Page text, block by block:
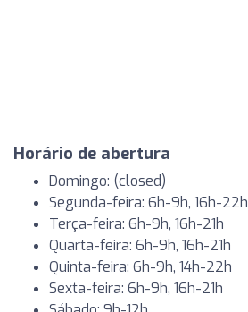
Horário de abertura
Domingo: (closed)
Segunda-feira: 6h-9h, 16h-22h
Terça-feira: 6h-9h, 16h-21h
Quarta-feira: 6h-9h, 16h-21h
Quinta-feira: 6h-9h, 14h-22h
Sexta-feira: 6h-9h, 16h-21h